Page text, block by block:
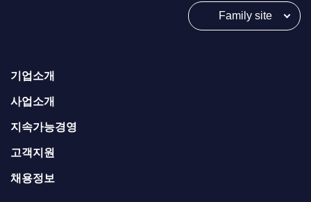
Family site
기업소개
사업소개
지속가능경영
고객지원
채용정보